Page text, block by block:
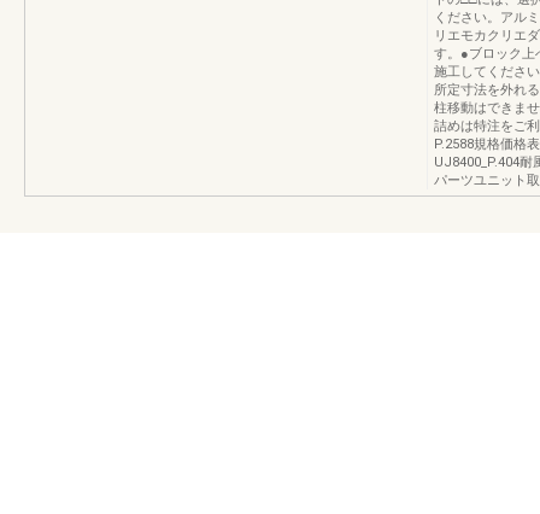
ください。アル
リエモカクリエ
す。●ブロック上
施工してくださ
所定寸法を外れ
柱移動はできま
詰めは特注をご
P.2588規格価格
UJ8400_P.404
パーツユニット